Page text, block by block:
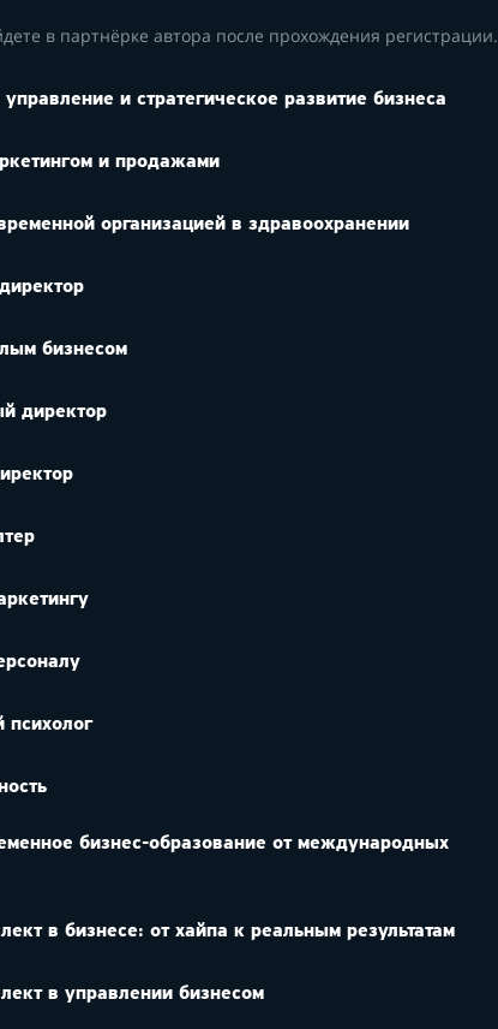
в партнёрке автора после прохождения регистрации.
и стратегическое развитие бизнеса
и продажами
организацией в здравоохранении
бизнесом
директор
психолог
бизнес-образование от международных
в бизнесе: от хайпа к реальным результатам
в управлении бизнесом